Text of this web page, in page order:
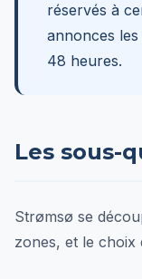
réservés à
annonces
48 heures.
Les sous-
Strømsø se
zones, et le choix